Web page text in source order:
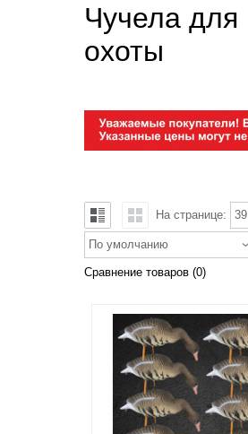
Чучела для
охоты
На странице: 39
По умолчанию
Сравнение товаров (0)